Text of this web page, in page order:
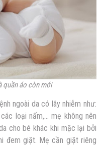
quần áo còn mới
ngoài da có lây nhiễm như:
loại nấm,… mẹ không nên
cho bé khác khi mặc lại bởi
đem giặt. Mẹ cần giặt riêng